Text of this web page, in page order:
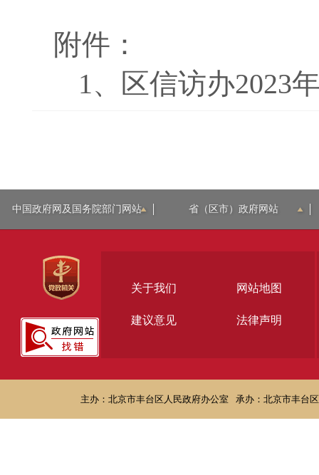
附件：
1、
区信访办2023
中国政府网及国务院部门网站 省（区市）政府网站
关于我们 网站地图
建议意见 法律声明
主办：北京市丰台区人民政府办公室 承办：北京市丰台